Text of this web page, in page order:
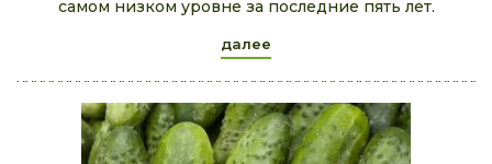
самом низком уровне за последние пять лет.
далее